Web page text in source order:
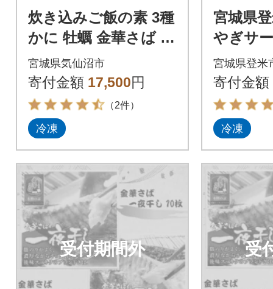
炊き込みご飯の素 3種
かに 牡蠣 金華さば (2
合用×各2p) 計6p [205
65367]
宮城県気仙沼市
寄付金額 17,500円
（2件）
冷凍
宮城県
やぎサ
バの特
けセッ
切、計8
宮城県登米
寄付金額
冷凍
受付期間外 受